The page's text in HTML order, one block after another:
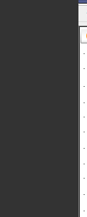
·
·
·
·
·
·
·
·
·
·
·